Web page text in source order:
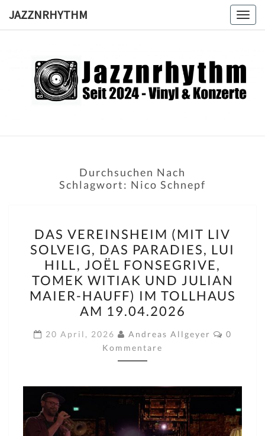
JAZZNRHYTHM
Seit
2024 –
Durchsuchen Nach
Schlagwort: Nico Schnepf
VEREINSHEIM
(MIT
LIV
SOLVEIG,
DAS
PARADIES,
LUI
HILL,
TOMEK
WITIAK
UND
DAS VEREINSHEIM (MIT LIV
SOLVEIG, DAS PARADIES, LUI
HILL, JOËL FONSEGRIVE,
TOMEK WITIAK UND JULIAN
MAIER-HAUFF) IM TOLLHAUS
AM 19.04.2026
20 April, 2026 Andreas Allgeyer
0
Kommentare